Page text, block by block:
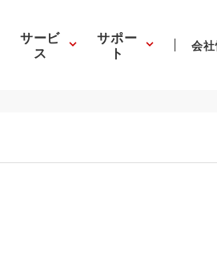
サービ
ス
サポー
ト 会